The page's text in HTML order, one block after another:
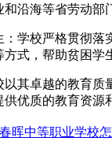
沿海等省劳动部
学校严格贯彻落
式，帮助贫困学
以其卓越的教育质
优质的教育资源
晖中等职业学校